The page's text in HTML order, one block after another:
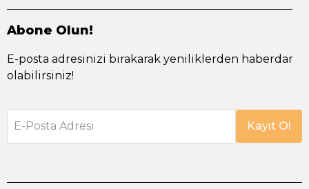
Abone Olun!
E-posta adresinizi bırakarak yeniliklerden haberdar
olabilirsiniz!
E-Posta Adresi Kayıt Ol